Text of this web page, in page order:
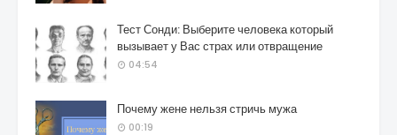
Тест Сонди: Выберите человека который
вызывает у Вас страх или отвращение
04:54
Почему жене нельзя стричь мужа
00:19